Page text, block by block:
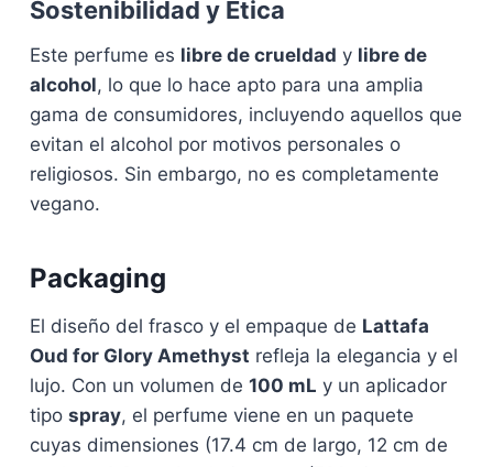
Sostenibilidad y Ética
Este perfume es libre de crueldad y libre de
alcohol, lo que lo hace apto para una amplia
gama de consumidores, incluyendo aquellos que
evitan el alcohol por motivos personales o
religiosos. Sin embargo, no es completamente
vegano.
Packaging
El diseño del frasco y el empaque de Lattafa
Oud for Glory Amethyst refleja la elegancia y el
lujo. Con un volumen de 100 mL y un aplicador
tipo spray, el perfume viene en un paquete
cuyas dimensiones (17.4 cm de largo, 12 cm de